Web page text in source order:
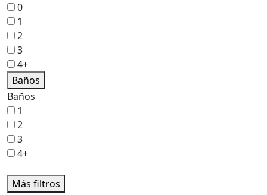
0
1
2
3
4+
Baños
Baños
1
2
3
4+
Más filtros